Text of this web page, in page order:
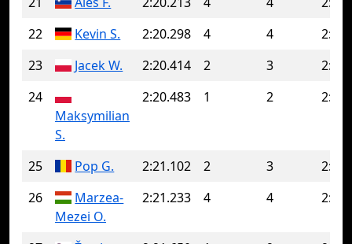
22
Kevin S. 2:20.298 4 4
23
Jacek W. 2:20.414 2 3
24
Maksymilian
S.
2:20.483 1 2
25 Pop G. 2:21.102 2 3
26
Marzea-
Mezei O.
2:21.233 4 4